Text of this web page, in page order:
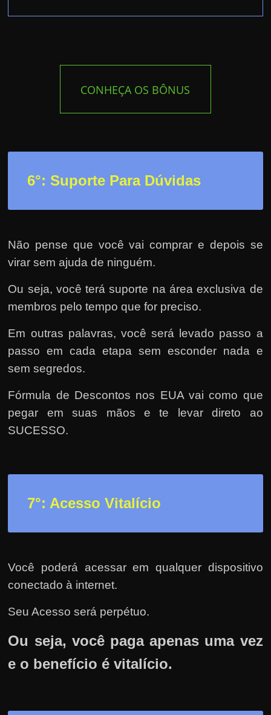
CONHEÇA OS BÔNUS
6°: Suporte Para Dúvidas
Não pense que você vai comprar e depois se
virar sem ajuda de ninguém.
Ou seja, você terá suporte na área exclusiva de
membros pelo tempo que for preciso.
Em outras palavras, você será levado passo a
passo em cada etapa sem esconder nada e
sem segredos.
Fórmula de Descontos nos EUA vai como que
pegar em suas mãos e te levar direto ao
SUCESSO.
7°: Acesso Vitalício
Você poderá acessar em qualquer dispositivo
conectado à internet.
Seu Acesso será perpétuo.
Ou seja, você paga apenas uma vez
e o benefício é vitalício.